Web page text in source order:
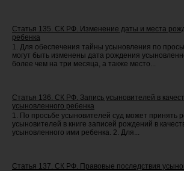
Статья 135. СК РФ. Изменение даты и места
ребенка
1. Для обеспечения тайны усыновления по
могут быть изменены дата рождения
более чем на три месяца, а также место...
Статья 136. СК РФ. Запись усыновителей в
усыновленного ребенка
1. По просьбе усыновителей суд может принять
усыновителей в книге записей рождений в
усыновленного ими ребенка. 2. Для...
Статья 137. СК РФ. Правовые последствия